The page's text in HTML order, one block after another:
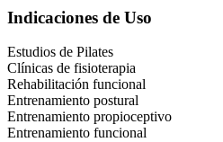
Indicaciones de Uso
Estudios de Pilates
Clínicas de fisioterapia
Rehabilitación funcional
Entrenamiento postural
Entrenamiento propioceptivo
Entrenamiento funcional